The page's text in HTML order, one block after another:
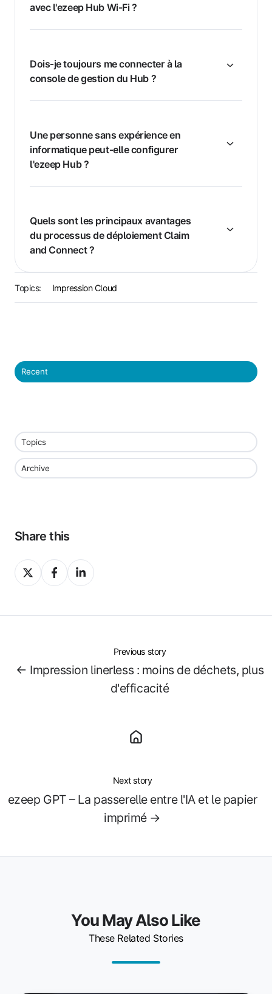
avec l'ezeep Hub Wi‑Fi ?
Dois‑je toujours me connecter à la
console de gestion du Hub ?
Une personne sans expérience en
informatique peut‑elle configurer
l'ezeep Hub ?
Quels sont les principaux avantages
du processus de déploiement Claim
and Connect ?
Topics: Impression Cloud
Recent
Topics
Archive
Share this
Share
on
Share
on
Share
on
Previous story
← Impression linerless : moins de déchets, plus
d'efficacité
Next story
ezeep GPT – La passerelle entre l'IA et le papier
imprimé →
You May Also Like
These Related Stories